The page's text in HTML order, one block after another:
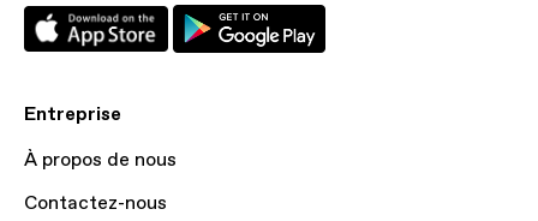
Entreprise
À propos de nous
Contactez-nous